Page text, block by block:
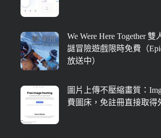
We Were Here Together 雙
謎冒險遊戲限時免費（
放送中）
圖片上傳不壓縮畫質：
費圖床，免註冊直接取得